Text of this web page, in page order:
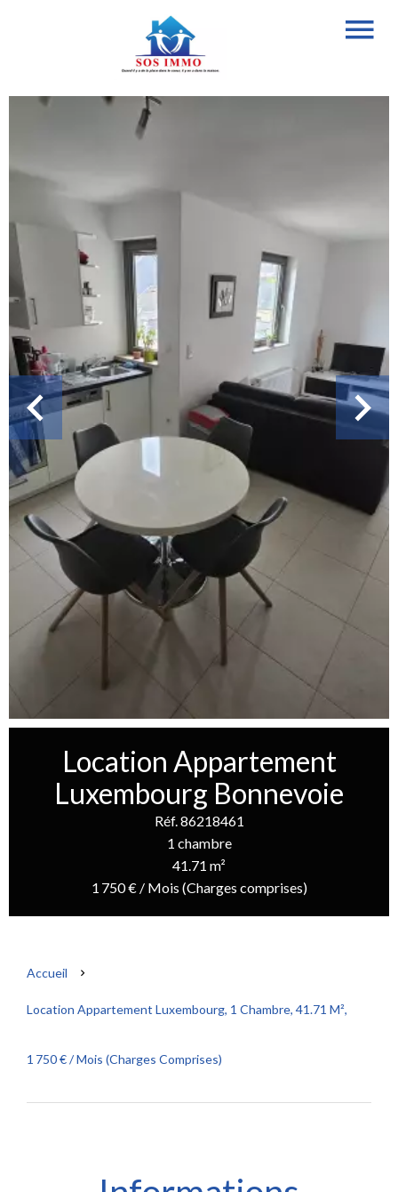
Location Appartement
Luxembourg Bonnevoie
Réf. 86218461
1 chambre
41.71 m²
1 750 € / Mois (Charges comprises)
Accueil
Location Appartement Luxembourg, 1 Chambre, 41.71 M²,
1 750 € / Mois (Charges Comprises)